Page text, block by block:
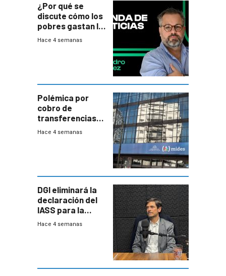
¿Por qué se
discute cómo los
pobres gastan la
plata?
Hace 4 semanas
Polémica por
cobro de
transferencias
del Mides en
Hace 4 semanas
DGI eliminará la
declaración del
IASS para la
mayoría de los
Hace 4 semanas